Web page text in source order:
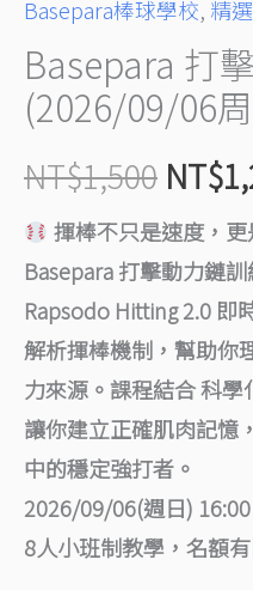
Basepara棒球學校, 精
Basepara 打
(2026/09/06
NT$1,500 NT$
揮棒不只是速度，更
Basepara 打擊動力鏈
Rapsodo Hitting 2.0 即
解析揮棒機制，幫助你
力來源。課程結合 科學
讓你建立正確肌肉記憶
中的穩定強打者。
2026/09/06(週日)
8人小班制教學，名額